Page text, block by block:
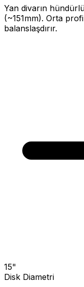
Yan divarın
(~151mm). Orta
balanslaşdırır.
15"
Disk Diametri